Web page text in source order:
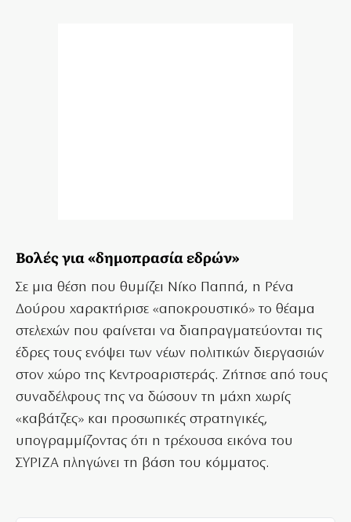
Βολές για «δημοπρασία εδρών»
Σε μια θέση που θυμίζει Νίκο Παππά, η Ρένα
Δούρου χαρακτήρισε «αποκρουστικό» το θέαμα
στελεχών που φαίνεται να διαπραγματεύονται τις
έδρες τους ενόψει των νέων πολιτικών διεργασιών
στον χώρο της Κεντροαριστεράς. Ζήτησε από τους
συναδέλφους της να δώσουν τη μάχη χωρίς
«καβάτζες» και προσωπικές στρατηγικές,
υπογραμμίζοντας ότι η τρέχουσα εικόνα του
ΣΥΡΙΖΑ πληγώνει τη βάση του κόμματος.